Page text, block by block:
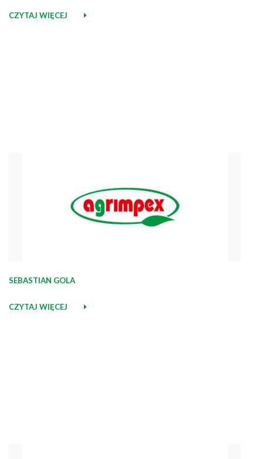
CZYTAJ WIĘCEJ
SEBASTIAN GOLA
CZYTAJ WIĘCEJ